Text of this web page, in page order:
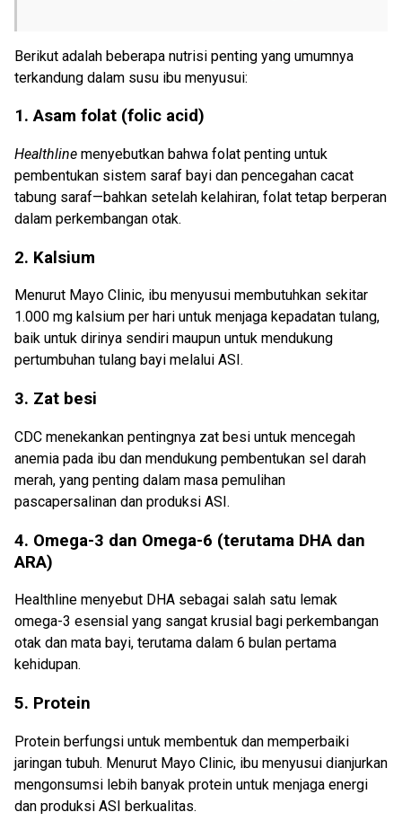
Berikut adalah beberapa nutrisi penting yang umumnya
terkandung dalam susu ibu menyusui:
1. Asam folat (folic acid)
Healthline menyebutkan bahwa folat penting untuk
pembentukan sistem saraf bayi dan pencegahan cacat
tabung saraf—bahkan setelah kelahiran, folat tetap berperan
dalam perkembangan otak.
2. Kalsium
Menurut Mayo Clinic, ibu menyusui membutuhkan sekitar
1.000 mg kalsium per hari untuk menjaga kepadatan tulang,
baik untuk dirinya sendiri maupun untuk mendukung
pertumbuhan tulang bayi melalui ASI.
3. Zat besi
CDC menekankan pentingnya zat besi untuk mencegah
anemia pada ibu dan mendukung pembentukan sel darah
merah, yang penting dalam masa pemulihan
pascapersalinan dan produksi ASI.
4. Omega-3 dan Omega-6 (terutama DHA dan
ARA)
Healthline menyebut DHA sebagai salah satu lemak
omega-3 esensial yang sangat krusial bagi perkembangan
otak dan mata bayi, terutama dalam 6 bulan pertama
kehidupan.
5. Protein
Protein berfungsi untuk membentuk dan memperbaiki
jaringan tubuh. Menurut Mayo Clinic, ibu menyusui dianjurkan
mengonsumsi lebih banyak protein untuk menjaga energi
dan produksi ASI berkualitas.